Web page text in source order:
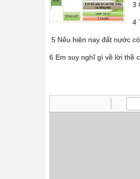
3
4
5 Nếu hiện nay đất nước
6 Em suy nghĩ gì về lời thề